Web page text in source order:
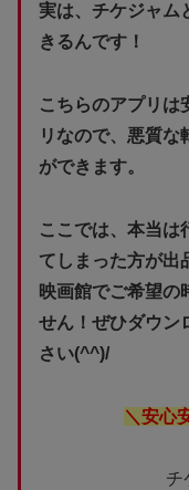
実は、チケジャム
きるんです！
こちらのアプリは
リなので、悪質な
ができます。
ここでは、本当は
てしまった方が出
映画館でご希望の
せん！ぜひダウン
さい(^^)/
＼安心
チ